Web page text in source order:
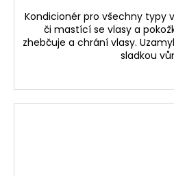
Kondicionér pro všechny typy
či mastící se vlasy a
zhebčuje a chrání vlasy.
sladkou